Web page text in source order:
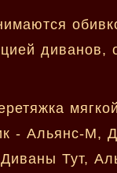
- Альянс-М,
Тут,